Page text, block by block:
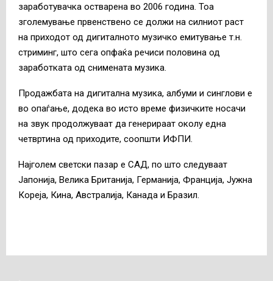
заработувачка остварена во 2006 година. Тоа
зголемување првенствено се должи на силниот раст
на приходот од дигиталното музичко емитување т.н.
стриминг, што сега опфаќа речиси половина од
заработката од снимената музика.
Продажбата на дигитална музика, албуми и синглови е
во опаѓање, додека во исто време физичките носачи
на звук продолжуваат да генерираат околу една
четвртина од приходите, соопшти ИФПИ.
Најголем светски пазар е САД, по што следуваат
Јапонија, Велика Британија, Германија, Франција, Јужна
Кореја, Кина, Австралија, Канада и Бразил.